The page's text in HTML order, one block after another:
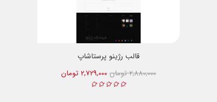
قالب رژینو پرستاشاپ
2,729,000 تومان
2,880,000 تومان